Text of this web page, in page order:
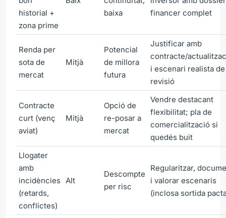
historial +
zona prime
baixa
financer complet
Renda per
sota de
mercat
Mitjà
Potencial
de millora
futura
Justificar amb
contracte/
i escenari realista de
revisió
Contracte
curt (venç
aviat)
Mitjà
Opció de
re-posar a
mercat
Vendre destacant
flexibilitat; pla de
comercialització si
quedés buit
Llogater
amb
incidències
(retards,
conflictes)
Alt
Descompte
per risc
Regularitzar,
i valorar escenaris
(inclosa sortida